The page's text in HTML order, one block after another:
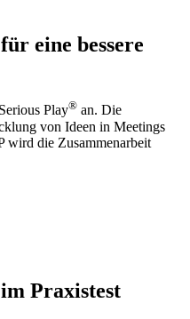
eine bessere
Serious Play® an. Die
von Ideen in Meetings
wird die Zusammenarbeit
Praxistest